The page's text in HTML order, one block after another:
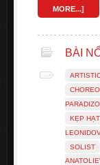
MORE...]
BÀI
KẸP
SOLIST